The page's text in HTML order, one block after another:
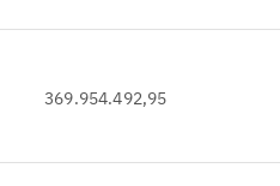
369.954.492,95